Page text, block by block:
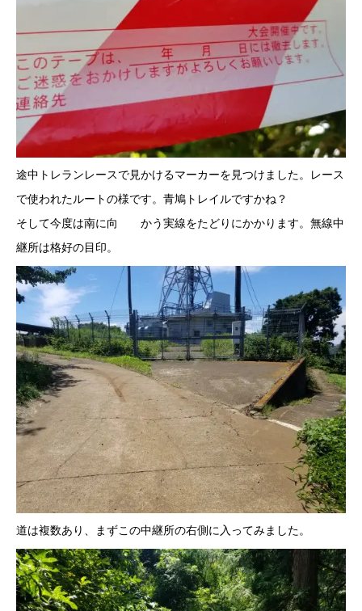
途中トレランレースで見かけるマーカーを見つけました。レース
で使われたルートの様です。青鳩トレイルですかね？
そして今度は南に向 かう実線をたどりにかかります。無線中
継所は格好の目印。
道は複数あり、まずこの中継所の右側に入ってみました。